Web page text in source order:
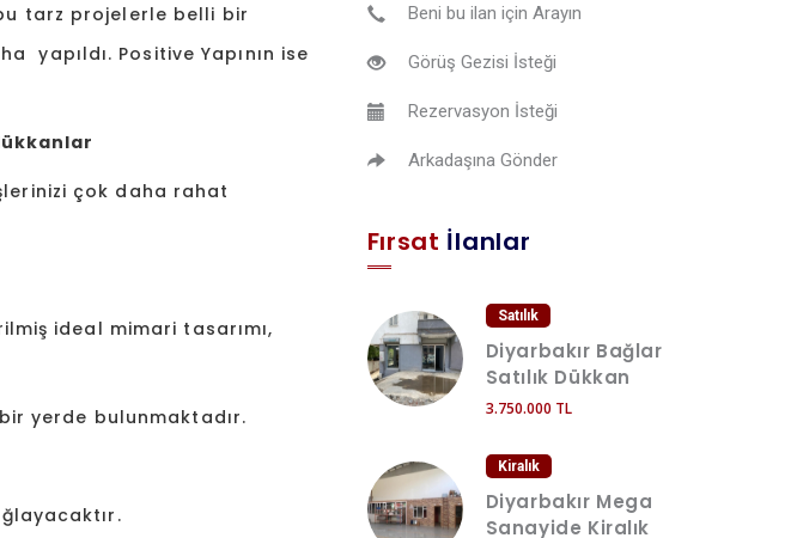
tarz projelerle belli bir
Positive Yapının ise
çok daha rahat
ideal mimari tasarımı,
yerde bulunmaktadır.
Beni bu ilan için Arayın
Görüş Gezisi İsteği
Rezervasyon İsteği
Arkadaşına Gönder
Fırsat İlanlar
Satılık
Diyarbakır Bağlar
Satılık Dükkan
3.750.000 TL
Kiralık
Diyarbakır Mega
Sanayide Kiralık